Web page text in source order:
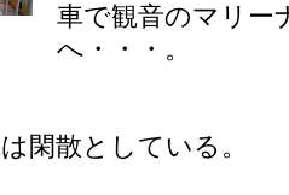
車で観音のマリー
へ・・・。
閑散としている。